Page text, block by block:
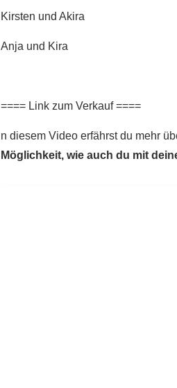
Kirsten und Akira
Anja und Kira
==== Link zum Verkauf ====
n diesem Video erfährst du mehr
Möglichkeit, wie auch du mit